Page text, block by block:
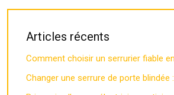
Articles récents
Comment choisir un serrurier fiable
Changer une serrure de porte blindée